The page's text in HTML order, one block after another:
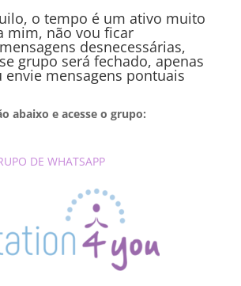
o tempo é um ativo muito
mim, não vou ficar
desnecessárias,
grupo será fechado, apenas
envie mensagens pontuais
abaixo e acesse o grupo:
DE WHATSAPP